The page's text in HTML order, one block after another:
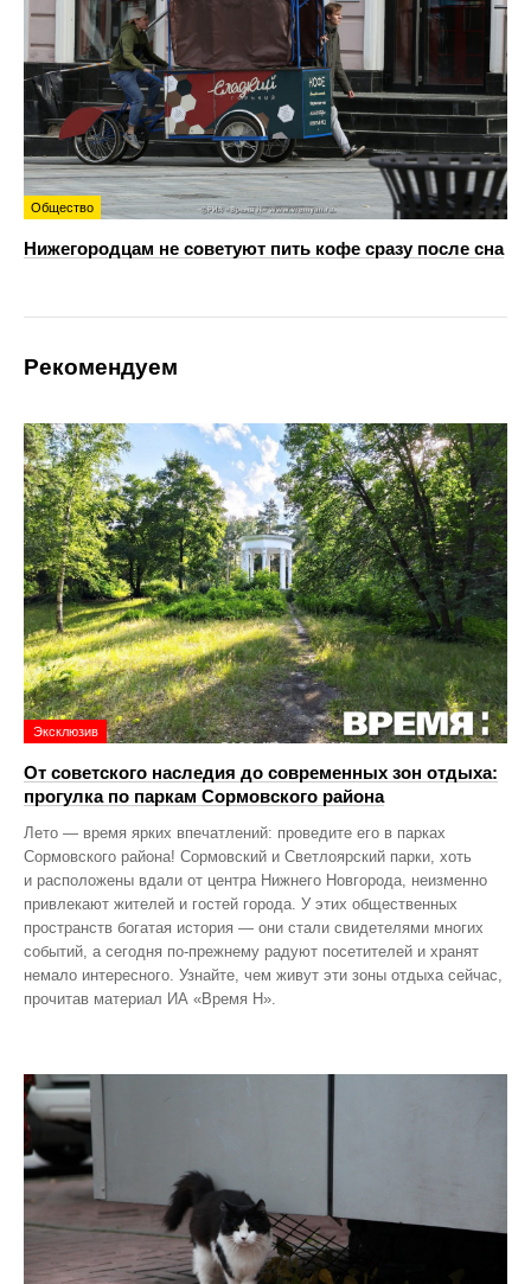
Общество
Нижегородцам не советуют пить кофе сразу после сна
Рекомендуем
Эксклюзив
От советского наследия до современных зон отдыха:
прогулка по паркам Сормовского района
Лето — время ярких впечатлений: проведите его в парках
Сормовского района! Сормовский и Светлоярский парки, хоть
и расположены вдали от центра Нижнего Новгорода, неизменно
привлекают жителей и гостей города. У этих общественных
пространств богатая история — они стали свидетелями многих
событий, а сегодня по‑прежнему радуют посетителей и хранят
немало интересного. Узнайте, чем живут эти зоны отдыха сейчас,
прочитав материал ИА «Время Н».